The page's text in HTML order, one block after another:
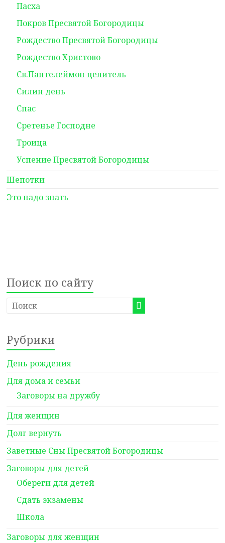
Пасха
Покров Пресвятой Богородицы
Рождество Пресвятой Богородицы
Рождество Христово
Св.Пантелеймон целитель
Силин день
Спас
Сретенье Господне
Троица
Успение Пресвятой Богородицы
Шепотки
Это надо знать
Поиск по сайту
Рубрики
День рождения
Для дома и семьи
Заговоры на дружбу
Для женщин
Долг вернуть
Заветные Сны Пресвятой Богородицы
Заговоры для детей
Обереги для детей
Сдать экзамены
Школа
Заговоры для женщин